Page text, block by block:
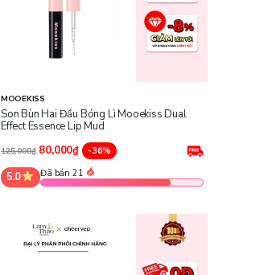
MOOEKISS
Son Bùn Hai Đầu Bóng Lì Mooekiss Dual
Effect Essence Lip Mud
125,000₫ 80,000₫ -36%
5.0 Đã bán 21